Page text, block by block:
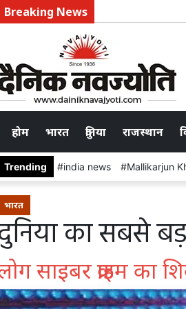
Breaking News
होम भारत दुनिया राजस्थान
Trending india news Mallikarjun
भारत
का सबसे
साइबर क्राइम का